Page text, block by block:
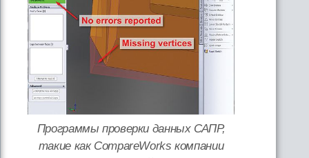
Программы проверки данных САПР,
такие как CompareWorks компании